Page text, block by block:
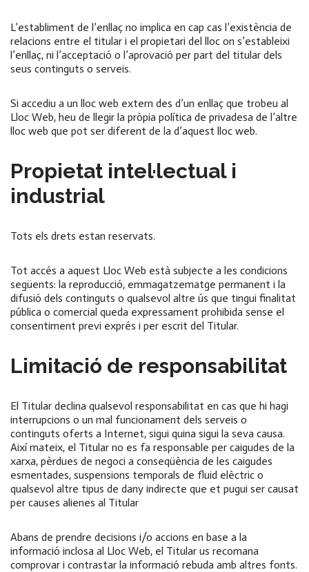
L’establiment de l’enllaç no implica en cap cas l’existència de
relacions entre el titular i el propietari del lloc on s’estableixi
l’enllaç, ni l’acceptació o l’aprovació per part del titular dels
seus continguts o serveis.
Si accediu a un lloc web extern des d’un enllaç que trobeu al
Lloc Web, heu de llegir la pròpia política de privadesa de l’altre
lloc web que pot ser diferent de la d’aquest lloc web.
Propietat intel·lectual i
industrial
Tots els drets estan reservats.
Tot accés a aquest Lloc Web està subjecte a les condicions
següents: la reproducció, emmagatzematge permanent i la
difusió dels continguts o qualsevol altre ús que tingui finalitat
pública o comercial queda expressament prohibida sense el
consentiment previ exprés i per escrit del Titular.
Limitació de responsabilitat
El Titular declina qualsevol responsabilitat en cas que hi hagi
interrupcions o un mal funcionament dels serveis o
continguts oferts a Internet, sigui quina sigui la seva causa.
Així mateix, el Titular no es fa responsable per caigudes de la
xarxa, pèrdues de negoci a conseqüència de les caigudes
esmentades, suspensions temporals de fluid elèctric o
qualsevol altre tipus de dany indirecte que et pugui ser causat
per causes alienes al Titular
Abans de prendre decisions i/o accions en base a la
informació inclosa al Lloc Web, el Titular us recomana
comprovar i contrastar la informació rebuda amb altres fonts.